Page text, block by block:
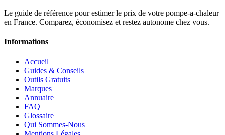
Le guide de référence pour estimer le prix de votre pompe-a-chaleur
en France. Comparez, économisez et restez autonome chez vous.
Informations
Accueil
Guides & Conseils
Outils Gratuits
Marques
Annuaire
FAQ
Glossaire
Qui Sommes-Nous